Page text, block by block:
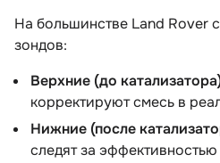
На большинстве Land Rover
зондов:
Верхние (до
корректируют смесь в
Нижние (после
следят за